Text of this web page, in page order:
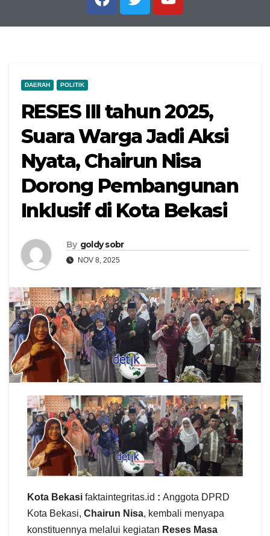
DAERAH POLITIK
RESES III tahun 2025,
Suara Warga Jadi Aksi
Nyata, Chairun Nisa
Dorong Pembangunan
Inklusif di Kota Bekasi
By goldy sobr
NOV 8, 2025
Kota Bekasi faktaintegritas.id : Anggota DPRD
Kota Bekasi, Chairun Nisa, kembali menyapa
konstituennya melalui kegiatan Reses Masa